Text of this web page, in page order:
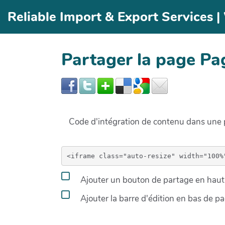
Aller au contenu principal
Reliable Import & Export Services |
Partager la page
Code d'intégration de contenu dans une
Ajouter un bouton de partage en
Ajouter la barre d'édition en bas de